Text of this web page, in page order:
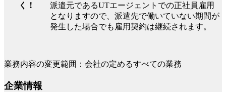
く！
派遣元であるUTエージェントでの正社員雇用
となりますので、派遣先で働いていない期間が
発生した場合でも雇用契約は継続されます。
業務内容の変更範囲：会社の定めるすべての業務
企業情報